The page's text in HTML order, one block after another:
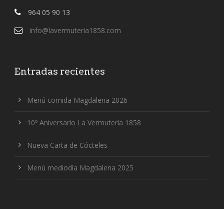
964 05 90 13
info@lavermuteria1858.com
Entradas recientes
Menú comida Magdalena 2026
10º Aniversario La Vermutería 1858
Nueva Carta de Cócteles
Menú mediodía Magdalena 2025